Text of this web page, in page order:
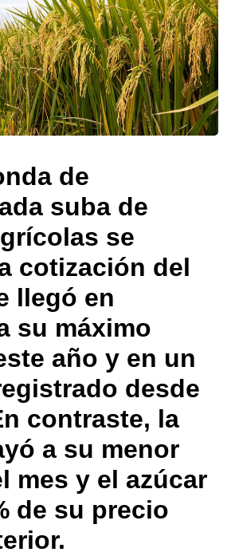
de
suba de
se
cotización del
llegó en
su máximo
año y en un
desde
contraste, la
a su menor
mes y el azúcar
de su precio